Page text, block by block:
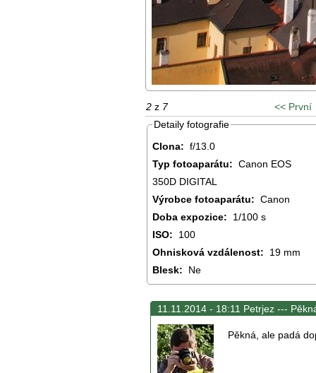
2 z 7
<< První
Detaily fotografie
Clona: f/13.0
Typ fotoaparátu:
350D DIGITAL
Výrobce fotoaparátu: Canon
Doba expozice:
1/100 s
ISO:
100
Ohnisková vzdálenost:
19 mm
Blesk:
Ne
11.11.2014 - 18:11 Petrjez ---
Pěkná, ale padá